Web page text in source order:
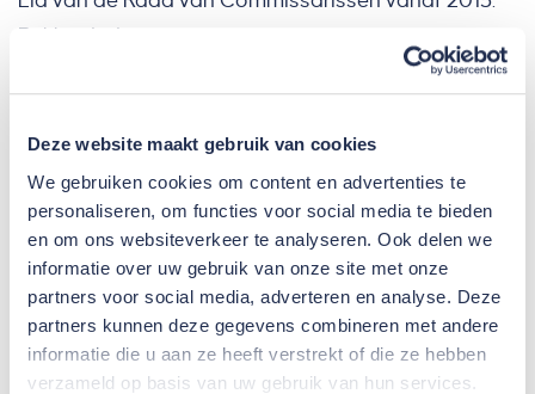
Deze website maakt gebruik van cookies
We gebruiken cookies om content en advertenties te
personaliseren, om functies voor social media te bieden
en om ons websiteverkeer te analyseren. Ook delen we
informatie over uw gebruik van onze site met onze
partners voor social media, adverteren en analyse. Deze
partners kunnen deze gegevens combineren met andere
informatie die u aan ze heeft verstrekt of die ze hebben
verzameld op basis van uw gebruik van hun services.
toezichthoudende functies alsmede adviesrollen
private omgevingen.
Drs. J. (John) Hak (1966)
Lid van de Raad van Commissarissen vanaf 2015.
Van 2010 – 2015 Directievoorzitter Kempen & Co.
Partner van Axeco. Bekleedt toezichthoudende
functies bij enkele bedrijven.